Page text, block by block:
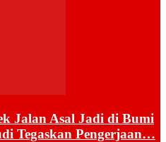
Jalan Asal Jadi di Bumi
Tegaskan Pengerjaan…